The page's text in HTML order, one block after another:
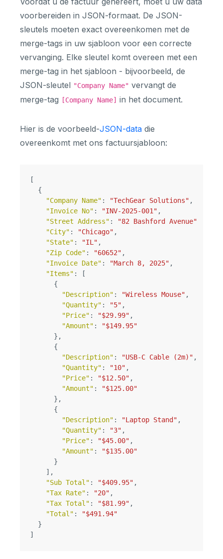
voorbereiden in JSON-formaat. De JSON-
sleutels moeten exact overeenkomen met de
merge-tags in uw sjabloon voor een correcte
vervanging. Elke sleutel komt overeen met een
merge-tag in het sjabloon - bijvoorbeeld, de
JSON-sleutel "Company Name" vervangt de
merge-tag [Company Name] in het document.
Hier is de voorbeeld-JSON-data die
overeenkomt met ons factuursjabloon:
[
{
"Company Name" : "TechGear Solutions" ,
"Invoice No" : "INV-2025-001" ,
"Street Address" : "82 Bashford Avenue"
"City" : "Chicago" ,
"State" : "IL" ,
"Zip Code" : "60652" ,
"Invoice Date" : "March 8, 2025" ,
"Items" :
[
{
"Description" : "Wireless Mouse" ,
"Quantity" : "5" ,
"Price" : "$29.99" ,
"Amount" :
"$149.95"
},
{
"Description" : "USB-C Cable (2m)" ,
"Quantity" : "10" ,
"Price" : "$12.50" ,
"Amount" :
"$125.00"
},
{
"Description" : "Laptop Stand" ,
"Quantity" : "3" ,
"Price" : "$45.00" ,
"Amount" :
"$135.00"
}
],
"Sub Total" : "$409.95" ,
"Tax Rate" : "20" ,
"Tax Total" : "$81.99" ,
"Total" :
"$491.94"
}
]